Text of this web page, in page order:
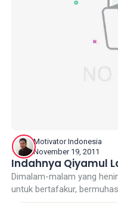
Motivator Indonesia
November 19, 2011
Indahnya Qiyamul
Dimalam-malam yang
untuk bertafakur,